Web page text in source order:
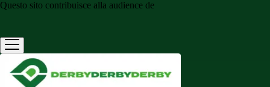
Questo sito contribuisce alla audience de